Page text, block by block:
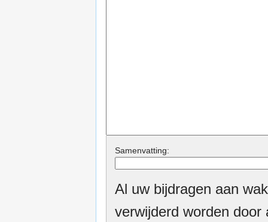
Samenvatting:
Al uw bijdragen aan
verwijderd worden